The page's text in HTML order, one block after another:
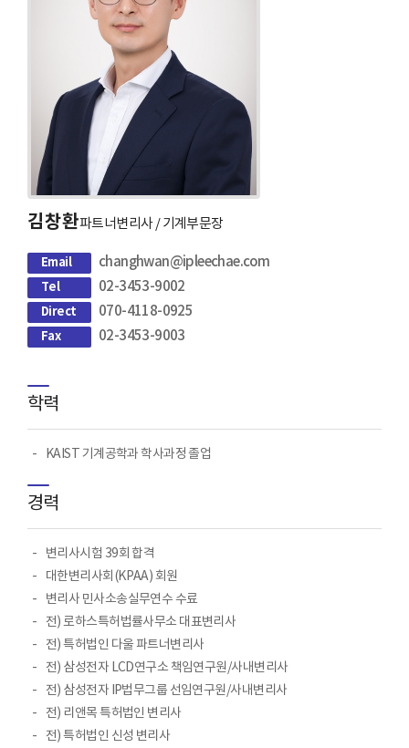
김창환파트너변리사 / 기계부문장
Email changhwan@ipleechae.com
Tel 02-3453-9002
Direct 070-4118-0925
Fax 02-3453-9003
학력
KAIST 기계공학과 학사과정 졸업
경력
변리사시험 39회 합격
대한변리사회(KPAA) 회원
변리사 민사소송실무연수 수료
전) 로하스특허법률사무소 대표변리사
전) 특허법인 다울 파트너변리사
전) 삼성전자 LCD연구소 책임연구원/사내변리사
전) 삼성전자 IP법무그룹 선임연구원/사내변리사
전) 리앤목 특허법인 변리사
전) 특허법인 신성 변리사